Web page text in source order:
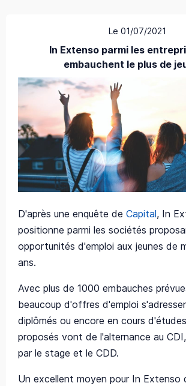
Le 01/07/2021
In Extenso parmi les
embauchent le plus de
D'après une enquête de Capital, In
positionne parmi les sociétés
opportunités d'emploi aux jeunes de
ans.
Avec plus de 1000 embauches
beaucoup d'offres d'emploi
diplômés ou encore en cours
proposés vont de l'alternance au
par le stage et le CDD.
Un excellent moyen pour In Extenso